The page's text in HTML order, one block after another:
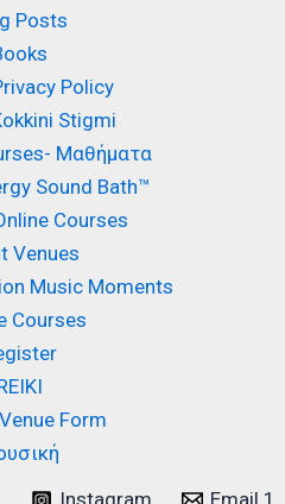
Posts
Policy
Stigmi
Μαθήματα
Sound Bath™
Courses
Venues
Music Moments
Courses
Form